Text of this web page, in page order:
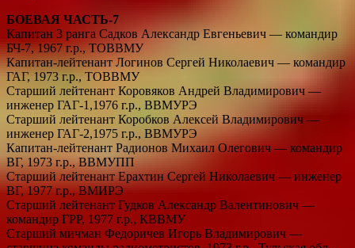
БОЕВАЯ ЧАСТЬ-7
Капитан 3 ранга Садков Александр Евгеньевич — командир
БЧ-7, 1967 г.р., ТОВВМУ
Капитан-лейтенант Логинов Сергей Николаевич — командир
ГАГ, 1973 г.р., ТОВВМУ
Старший лейтенант Коровяков Андрей Владимирович —
инженер ГАГ-1,1976 г.р., ВВМУРЭ
Старший лейтенант Коробков Алексей Владимирович —
инженер ГАГ-2,1975 г.р., ВВМУРЭ
Капитан-лейтенант Радионов Михаил Олегович — командир
ВГ, 1973 г.р., ВВМУПП
Старший лейтенант Ерахтин Сергей Николаевич — инженер
ВГ, 1977 г.р., ВМИРЭ
Старший лейтенант Гудков Александр Валентинович —
командир ГРР, 1977 г.р., КВВМУ
Старший мичман Федоричев Игорь Владимирович —